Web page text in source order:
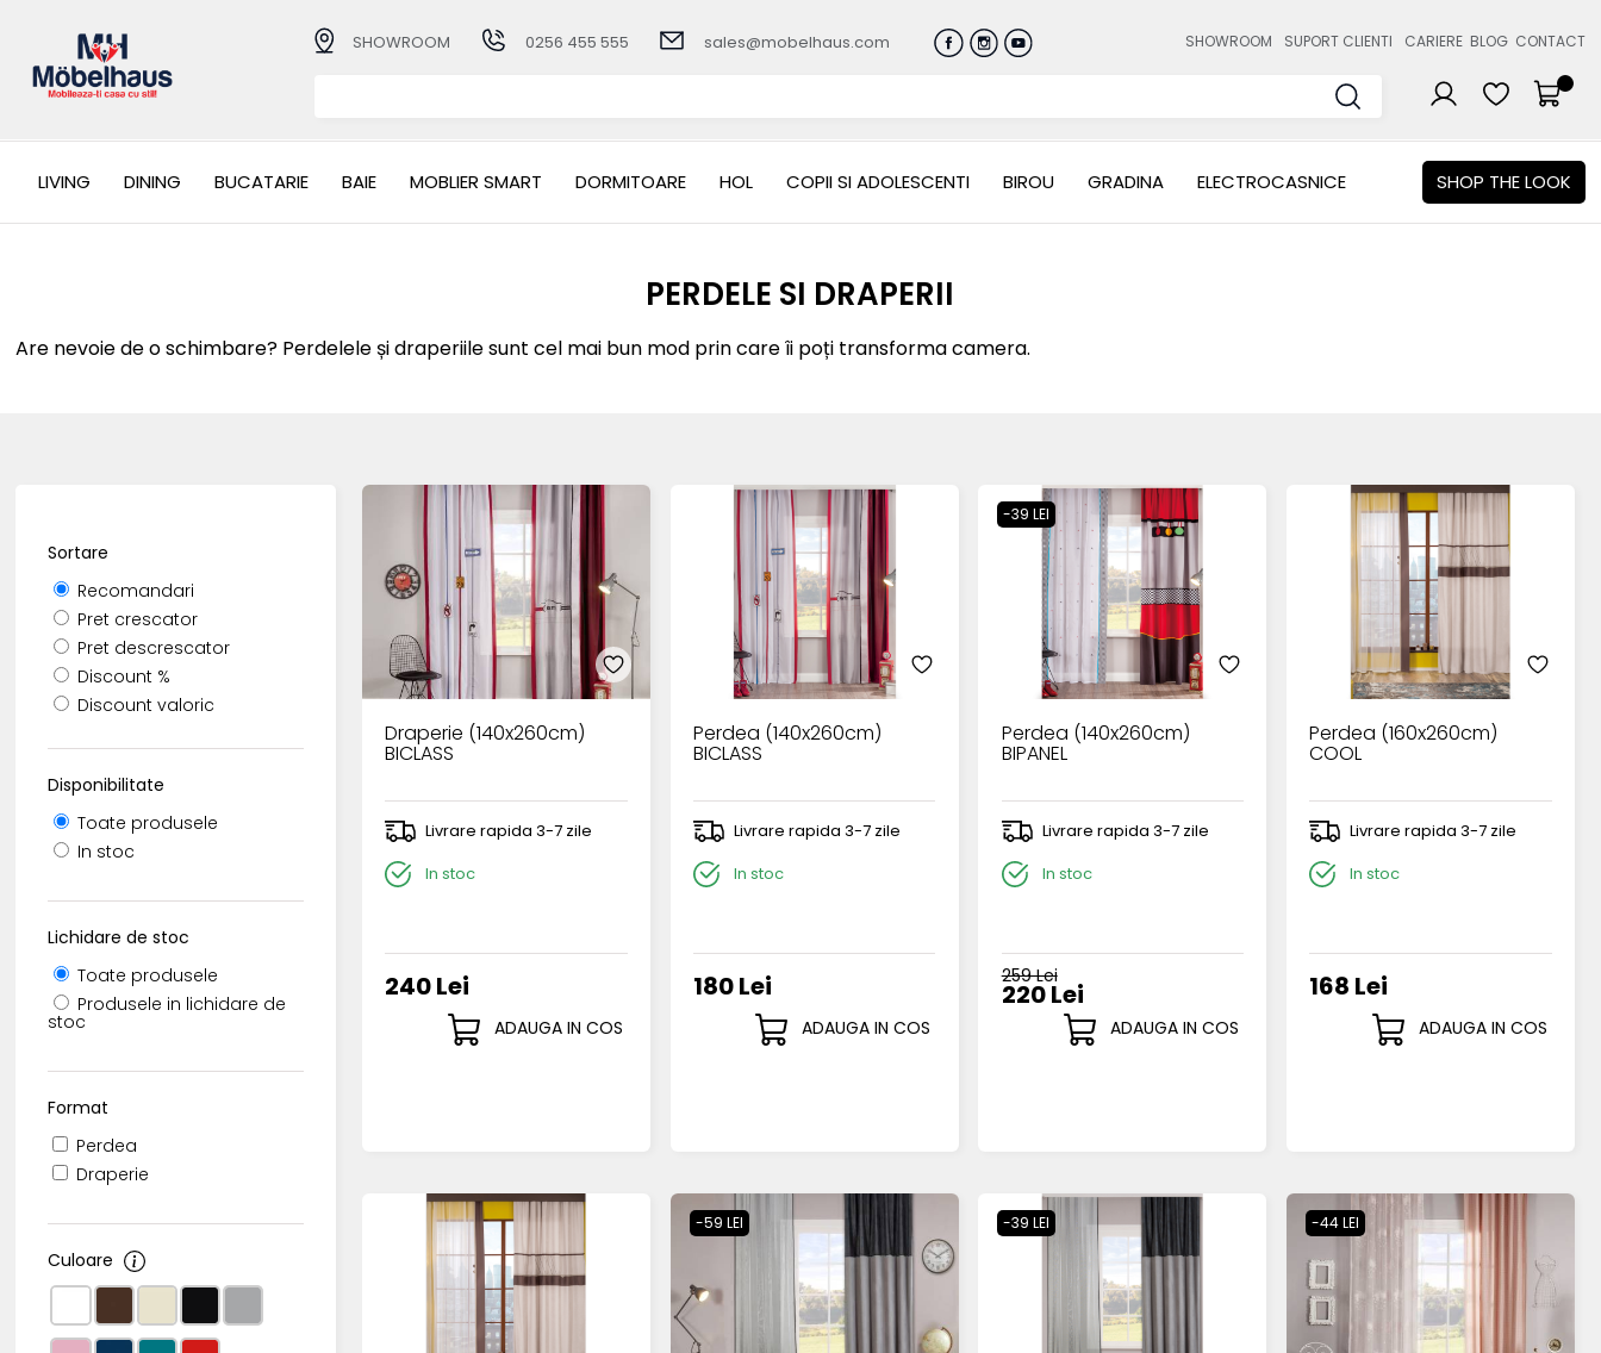
SHOWROOM 0256 455 555 sales@mobelhaus.com SHOWROOM SUPORT CLIENTI CARIERE BLOG CONTACT
LIVING DINING BUCATARIE BAIE MOBLIER SMART DORMITOARE HOL COPII SI ADOLESCENTI BIROU GRADINA ELECTROCASNICE SHOP THE LOOK
PERDELE SI DRAPERII
Are nevoie de o schimbare? Perdelele și draperiile sunt cel mai bun mod prin care îi poți transforma camera.
Sortare
Recomandari
Pret crescator
Pret descrescator
Discount %
Discount valoric
Disponibilitate
Toate produsele
In stoc
Lichidare de stoc
Toate produsele
Produsele in lichidare de
stoc
Format
Perdea
Draperie
Culoare
Draperie (140x260cm)
BICLASS
Livrare rapida 3-7 zile
In stoc
240 Lei
ADAUGA IN COS
Perdea (140x260cm)
BICLASS
Livrare rapida 3-7 zile
In stoc
180 Lei
ADAUGA IN COS
-39 LEI
Perdea (140x260cm)
BIPANEL
Livrare rapida 3-7 zile
In stoc
259 Lei
220 Lei
ADAUGA IN COS
Perdea (160x260cm)
COOL
Livrare rapida 3-7 zile
In stoc
168 Lei
ADAUGA IN COS
-59 LEI -39 LEI -44 LEI